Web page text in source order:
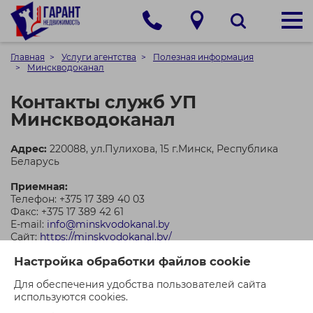
Настройка обработки файлов cookie
Для обеспечения удобства пользователей сайта
используются cookies.
Главная Услуги агентства
Полезная информация
Минскводоканал
Контакты служб УП
Минскводоканал
Адрес: 220088, ул.Пулихова, 15 г.Минск, Республика
Беларусь
Приемная:
Телефон: +375 17 389 40 03
Факс: +375 17 389 42 61
E-mail: info@minskvodokanal.by
Сайт: https://minskvodokanal.by/
Время работы:
Пятница: 8.00 - 15.45
Обед: 11.45 - 12.30